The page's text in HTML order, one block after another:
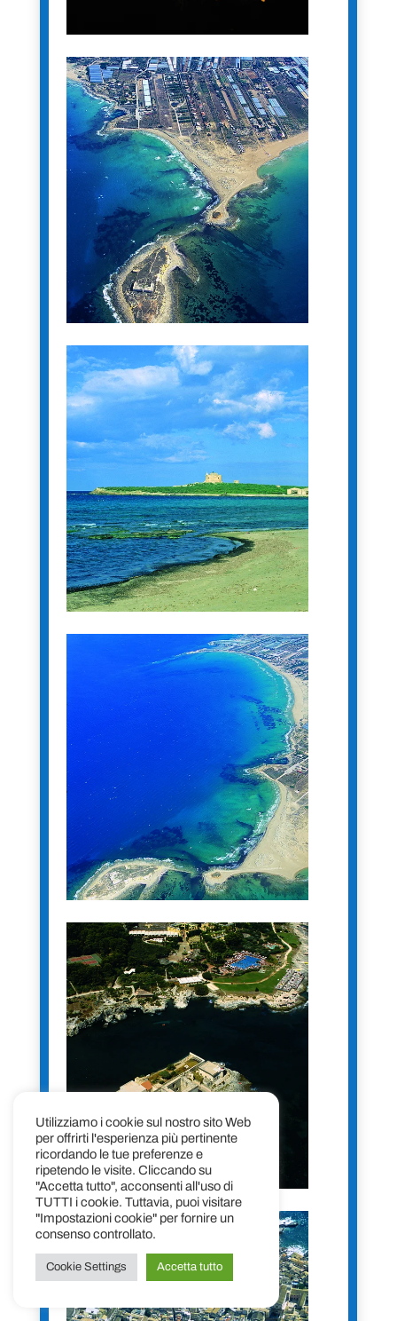
Utilizziamo i cookie sul nostro sito Web
per offrirti l'esperienza più pertinente
ricordando le tue preferenze e
ripetendo le visite. Cliccando su
"Accetta tutto", acconsenti all'uso di
TUTTI i cookie. Tuttavia, puoi visitare
"Impostazioni cookie" per fornire un
consenso controllato.
Cookie Settings Accetta tutto